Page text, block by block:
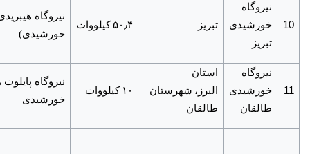
10
نیروگاه
خورشیدی
تبریز
تبریز ۵۰ ٫۴ کیلووات
نیروگاه
خورشیدی)
11
نیروگاه
خورشیدی
طالقان
استان
البرز، شهرستان
طالقان
۱۰ کیلووات
نیروگاه
خورشیدی